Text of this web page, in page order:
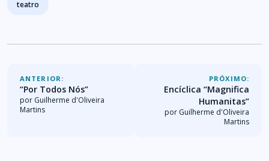
teatro
ANTERIOR:
“Por Todos Nós”
por Guilherme d'Oliveira
Martins
PRÓXIMO:
Encíclica “Magnifica
Humanitas”
por Guilherme d'Oliveira
Martins